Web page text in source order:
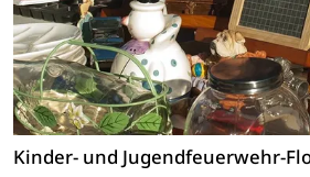
Kinder- und Jugendfeuerwehr-